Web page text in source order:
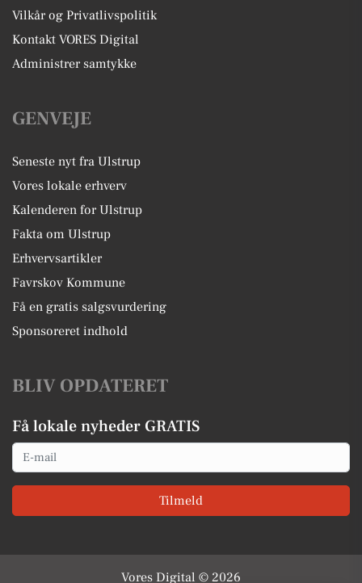
Vilkår og Privatlivspolitik
Kontakt VORES Digital
Administrer samtykke
GENVEJE
Seneste nyt fra Ulstrup
Vores lokale erhverv
Kalenderen for Ulstrup
Fakta om Ulstrup
Erhvervsartikler
Favrskov Kommune
Få en gratis salgsvurdering
Sponsoreret indhold
BLIV OPDATERET
Få lokale nyheder GRATIS
Email
Tilmeld
Vores Digital © 2026